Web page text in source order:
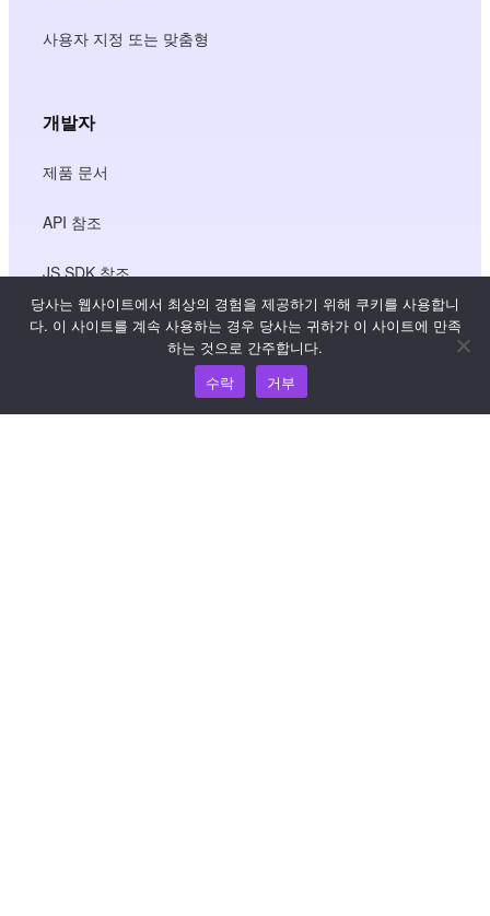
사용자 지정 또는 맞춤형
개발자
제품 문서
API 참조
JS SDK 참조
당사는 웹사이트에서 최상의 경험을 제공하기 위해 쿠키를 사용합니
다. 이 사이트를 계속 사용하는 경우 당사는 귀하가 이 사이트에 만족
하는 것으로 간주합니다.
수락
거부